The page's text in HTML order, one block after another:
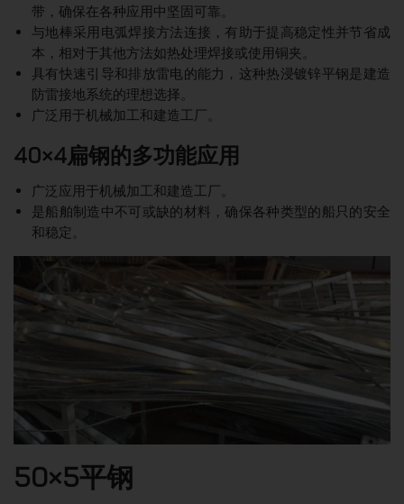
带，确保在各种应用中坚固可靠。
与地棒采用电弧焊接方法连接，有助于提高稳定性并节省成
本，相对于其他方法如热处理焊接或使用铜夹。
具有快速引导和排放雷电的能力，这种热浸镀锌平钢是建造
防雷接地系统的理想选择。
广泛用于机械加工和建造工厂。
40×4扁钢的多功能应用
广泛应用于机械加工和建造工厂。
是船舶制造中不可或缺的材料，确保各种类型的船只的安全
和稳定。
50×5平钢